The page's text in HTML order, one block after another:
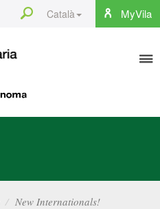
MyVila
Català
Search
New Internationals!